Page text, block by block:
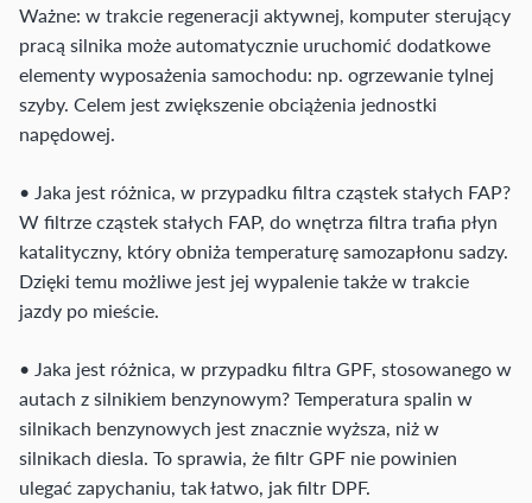
Ważne: w trakcie regeneracji aktywnej, komputer sterujący
pracą silnika może automatycznie uruchomić dodatkowe
elementy wyposażenia samochodu: np. ogrzewanie tylnej
szyby. Celem jest zwiększenie obciążenia jednostki
napędowej.
• Jaka jest różnica, w przypadku filtra cząstek stałych FAP?
W filtrze cząstek stałych FAP, do wnętrza filtra trafia płyn
katalityczny, który obniża temperaturę samozapłonu sadzy.
Dzięki temu możliwe jest jej wypalenie także w trakcie
jazdy po mieście.
• Jaka jest różnica, w przypadku filtra GPF, stosowanego w
autach z silnikiem benzynowym? Temperatura spalin w
silnikach benzynowych jest znacznie wyższa, niż w
silnikach diesla. To sprawia, że filtr GPF nie powinien
ulegać zapychaniu, tak łatwo, jak filtr DPF.